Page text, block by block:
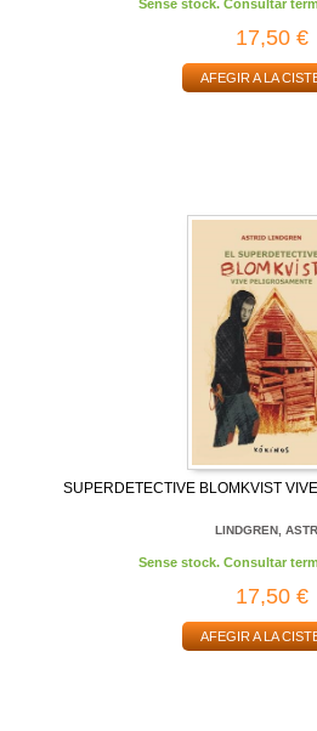
Sense stock. Consultar
17,50 €
AFEGIR A LA
SUPERDETECTIVE BLOMKVIST
LINDGREN,
Sense stock. Consultar
17,50 €
AFEGIR A LA